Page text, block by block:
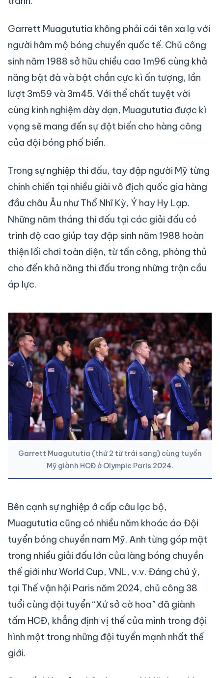
Garrett Muagututia không phải cái tên xa lạ với
người hâm mộ bóng chuyền quốc tế. Chủ công
sinh năm 1988 sở hữu chiều cao 1m96 cùng khả
năng bật đà và bật chắn cực kì ấn tượng, lần
lượt 3m59 và 3m45. Với thể chất tuyệt vời
cùng kinh nghiệm dày dạn, Muagututia được kì
vọng sẽ mang đến sự đột biến cho hàng công
của đội bóng phố biển.
Trong sự nghiệp thi đấu, tay đập người Mỹ từng
chinh chiến tại nhiều giải vô địch quốc gia hàng
đầu châu Âu như Thổ Nhĩ Kỳ, Ý hay Hy Lạp.
Những năm tháng thi đấu tại các giải đấu có
trình độ cao giúp tay đập sinh năm 1988 hoàn
thiện lối chơi toàn diện, từ tấn công, phòng thủ
cho đến khả năng thi đấu trong những trận cầu
áp lực.
Garrett Muagututia (thứ 2 từ trái sang) cùng tuyển
Mỹ giành HCĐ ở Olympic Paris 2024.
Bên cạnh sự nghiệp ở cấp câu lạc bộ,
Muagututia cũng có nhiều năm khoác áo Đội
tuyển bóng chuyền nam Mỹ. Anh từng góp mặt
trong nhiều giải đấu lớn của làng bóng chuyền
thế giới như World Cup, VNL, v.v. Đáng chú ý,
tại Thế vận hội Paris năm 2024, chủ công 38
tuổi cùng đội tuyển “Xứ sở cờ hoa” đã giành
tấm HCĐ, khẳng định vị thế của mình trong đội
hình một trong những đội tuyển mạnh nhất thế
giới.